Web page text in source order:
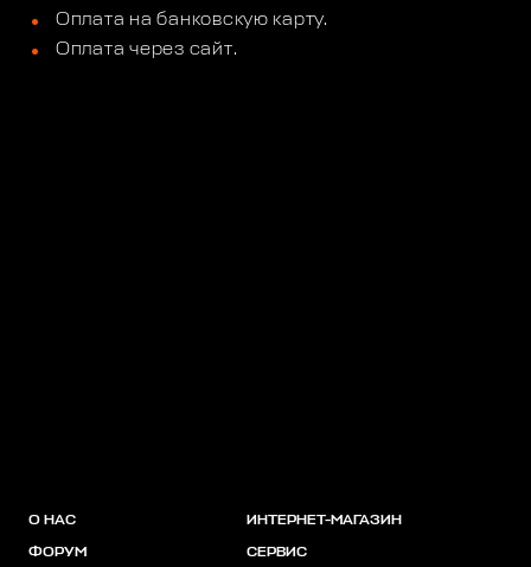
Оплата на банковскую карту.
Оплата через сайт.
О НАС
ФОРУМ
ИНТЕРНЕТ-МАГАЗИН
СЕРВИС